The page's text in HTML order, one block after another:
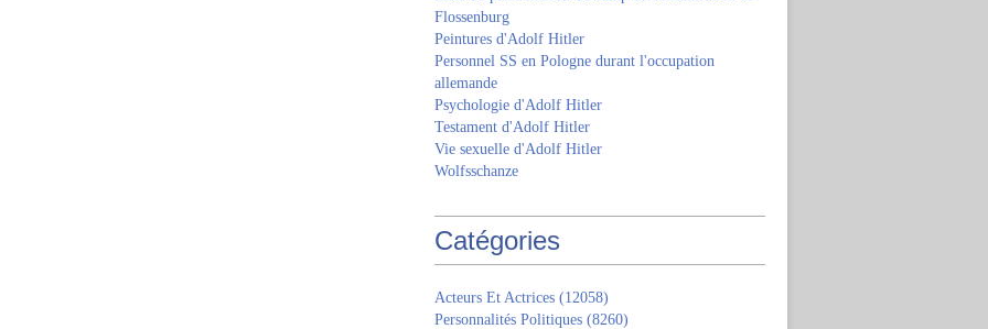
Flossenburg
Peintures d'Adolf Hitler
Personnel SS en Pologne durant l'occupation
allemande
Psychologie d'Adolf Hitler
Testament d'Adolf Hitler
Vie sexuelle d'Adolf Hitler
Wolfsschanze
Catégories
Acteurs Et Actrices (12058)
Personnalités Politiques (8260)